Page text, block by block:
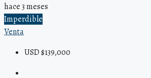
hace 3 meses
Imperdible
Venta
USD $139,000